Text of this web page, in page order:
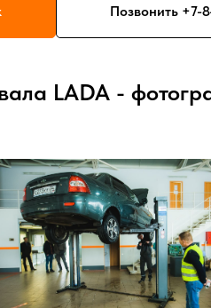
Позвонить +7-
LADA -